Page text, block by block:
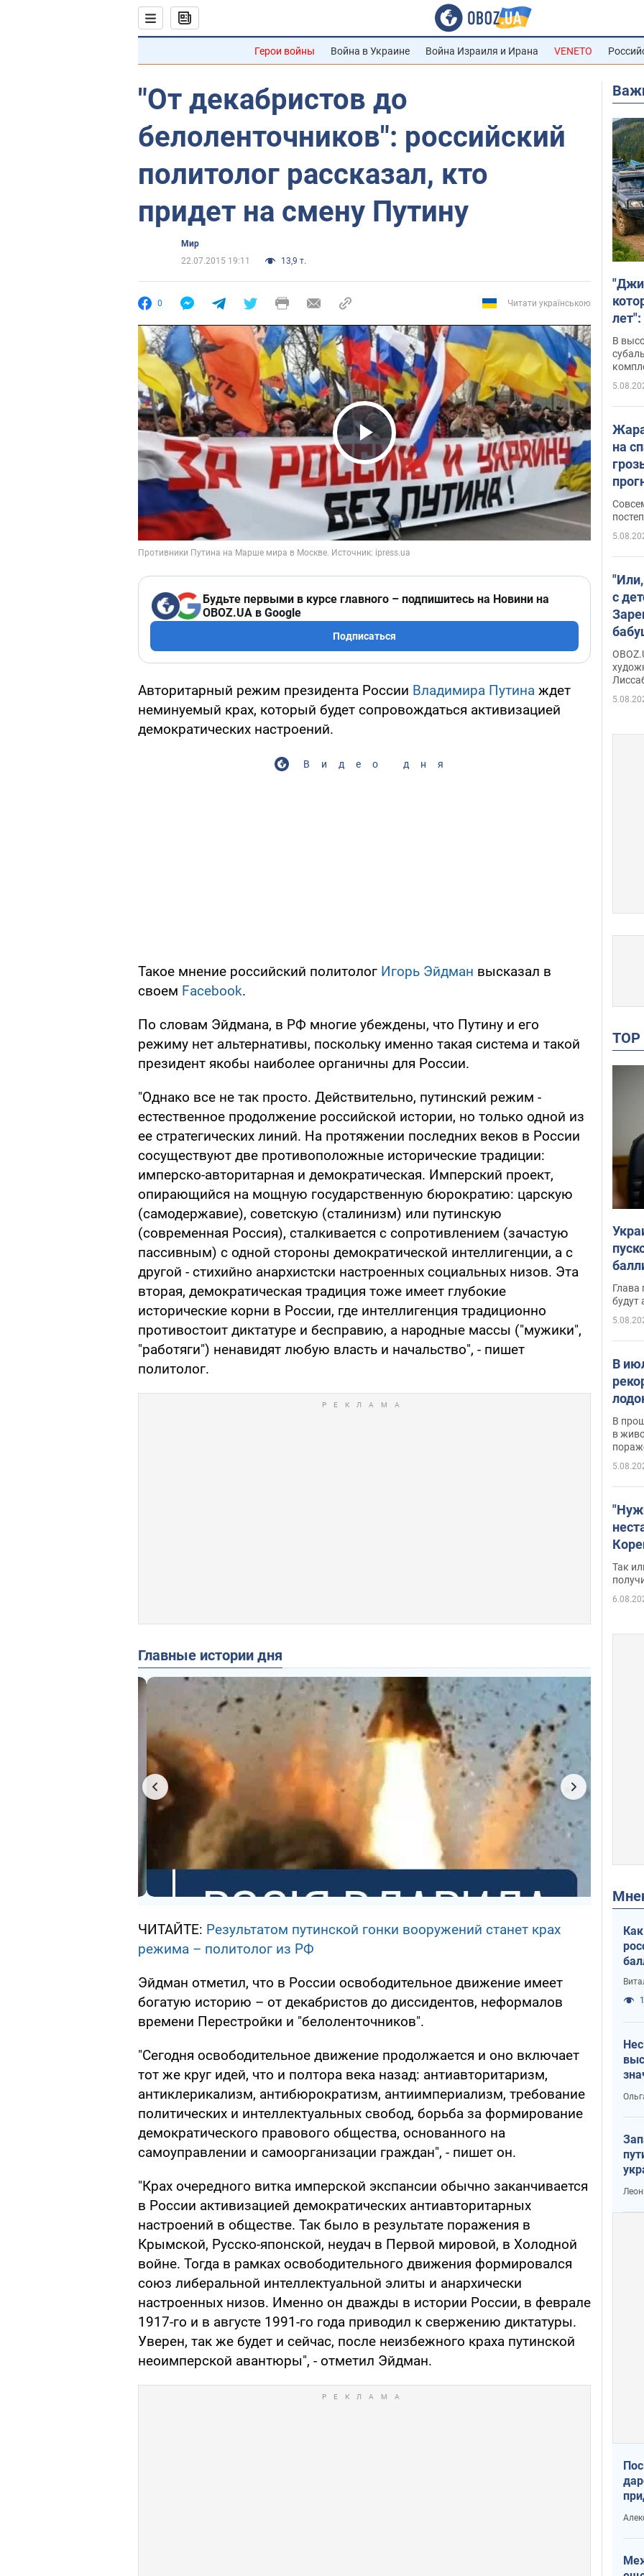
Герои войны Война в Украине Война Израиля и Ирана VENETO
"От декабристов до
белоленточников": российский
политолог рассказал, кто
придет на смену Путину
Мир
22.07.2015 19:11
13,9 т.
0 Читати українською
Play Video
Будьте первыми в курсе главного – подпишитесь на Новини на
OBOZ.UA в Google
Подписаться
Авторитарный режим президента России Владимира Путина ждет
неминуемый крах, который будет сопровождаться активизацией
демократических настроений.
Видео дня
Такое мнение российский политолог Игорь Эйдман высказал в
своем Facebook.
По словам Эйдмана, в РФ многие убеждены, что Путину и его
режиму нет альтернативы, поскольку именно такая система и такой
президент якобы наиболее органичны для России.
"Однако все не так просто. Действительно, путинский режим -
естественное продолжение российской истории, но только одной из
ее стратегических линий. На протяжении последних веков в России
сосуществуют две противоположные исторические традиции:
имперско-авторитарная и демократическая. Имперский проект,
опирающийся на мощную государственную бюрократию: царскую
(самодержавие), советскую (сталинизм) или путинскую
(современная Россия), сталкивается с сопротивлением (зачастую
пассивным) с одной стороны демократической интеллигенции, а с
другой - стихийно анархистски настроенных социальных низов. Эта
вторая, демократическая традиция тоже имеет глубокие
исторические корни в России, где интеллигенция традиционно
противостоит диктатуре и бесправию, а народные массы ("мужики",
"работяги") ненавидят любую власть и начальство", - пишет
политолог.
Главные истории дня
ЧИТАЙТЕ: Результатом путинской гонки вооружений станет крах
режима – политолог из РФ
Эйдман отметил, что в России освободительное движение имеет
богатую историю – от декабристов до диссидентов, неформалов
времени Перестройки и "белоленточников".
"Сегодня освободительное движение продолжается и оно включает
тот же круг идей, что и полтора века назад: антиавторитаризм,
антиклерикализм, антибюрократизм, антиимпериализм, требование
политических и интеллектуальных свобод, борьба за формирование
демократического правового общества, основанного на
самоуправлении и самоорганизации граждан", - пишет он.
"Крах очередного витка имперской экспансии обычно заканчивается
в России активизацией демократических антиавторитарных
настроений в обществе. Так было в результате поражения в
Крымской, Русско-японской, неудач в Первой мировой, в Холодной
войне. Тогда в рамках освободительного движения формировался
союз либеральной интеллектуальной элиты и анархически
настроенных низов. Именно он дважды в истории России, в феврале
1917-го и в августе 1991-го года приводил к свержению диктатуры.
Уверен, так же будет и сейчас, после неизбежного краха путинской
неоимперской авантюры", - отметил Эйдман.
В
на
с
сына
Глава
будут
В
В
в
Так